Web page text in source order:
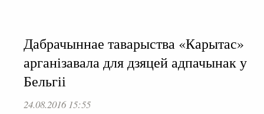
Дабрачыннае таварыства «Карытас»
арганізавала для дзяцей адпачынак у
Бельгіі
24.08.2016 15:55